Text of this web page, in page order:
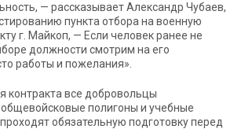
— рассказывает Александр Чубаев,
пункта отбора на военную
г. Майкоп, — Если человек ранее не
должности смотрим на его
работы и пожелания».
контракта все добровольцы
полигоны и учебные
обязательную подготовку перед